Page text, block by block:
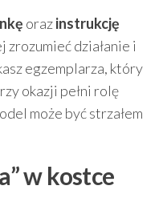
orazinstrukcję
zrozumieć działanie i
egzemplarza, który
okazji pełni rolę
może być strzałem
w kostce